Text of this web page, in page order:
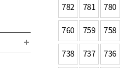
782
781
780
760
759
758
738
737
736